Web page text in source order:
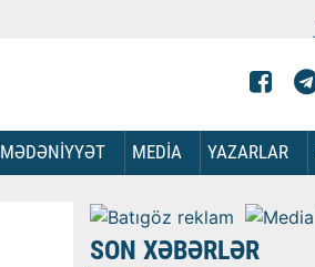
MƏDƏNİYYƏT MEDİA YAZARLAR
SON XƏBƏRLƏR